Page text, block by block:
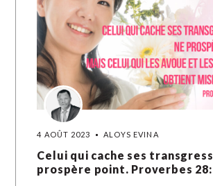
4 AOÛT 2023 ALOYS EVINA
Celui qui cache ses
prospère point. Proverbes